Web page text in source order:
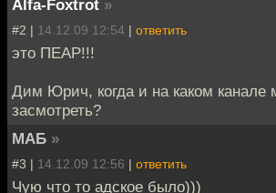
Alfa-Foxtrot »
#2 | 14.12.09 12:54 | ответить
это ПЕАР!!!
Дим Юрич, когда и на каком канале
засмотреть?
МАБ »
#3 | 14.12.09 12:56 | ответить
Чую что то адское было)))